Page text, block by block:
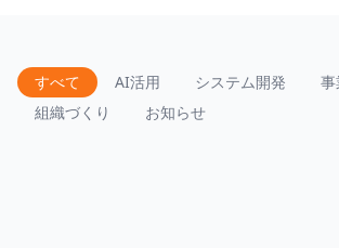
すべて AI活用 システム開発
事
組織づくり
お知らせ